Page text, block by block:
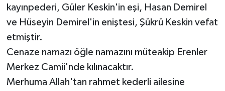
kayınpederi, Güler Keskin'in eşi, Hasan Demirel
ve Hüseyin Demirel'in eniştesi, Şükrü Keskin vefat
etmiştir.
Cenaze namazı öğle namazını müteakip Erenler
Merkez Camii'nde kılınacaktır.
Merhuma Allah'tan rahmet kederli ailesine